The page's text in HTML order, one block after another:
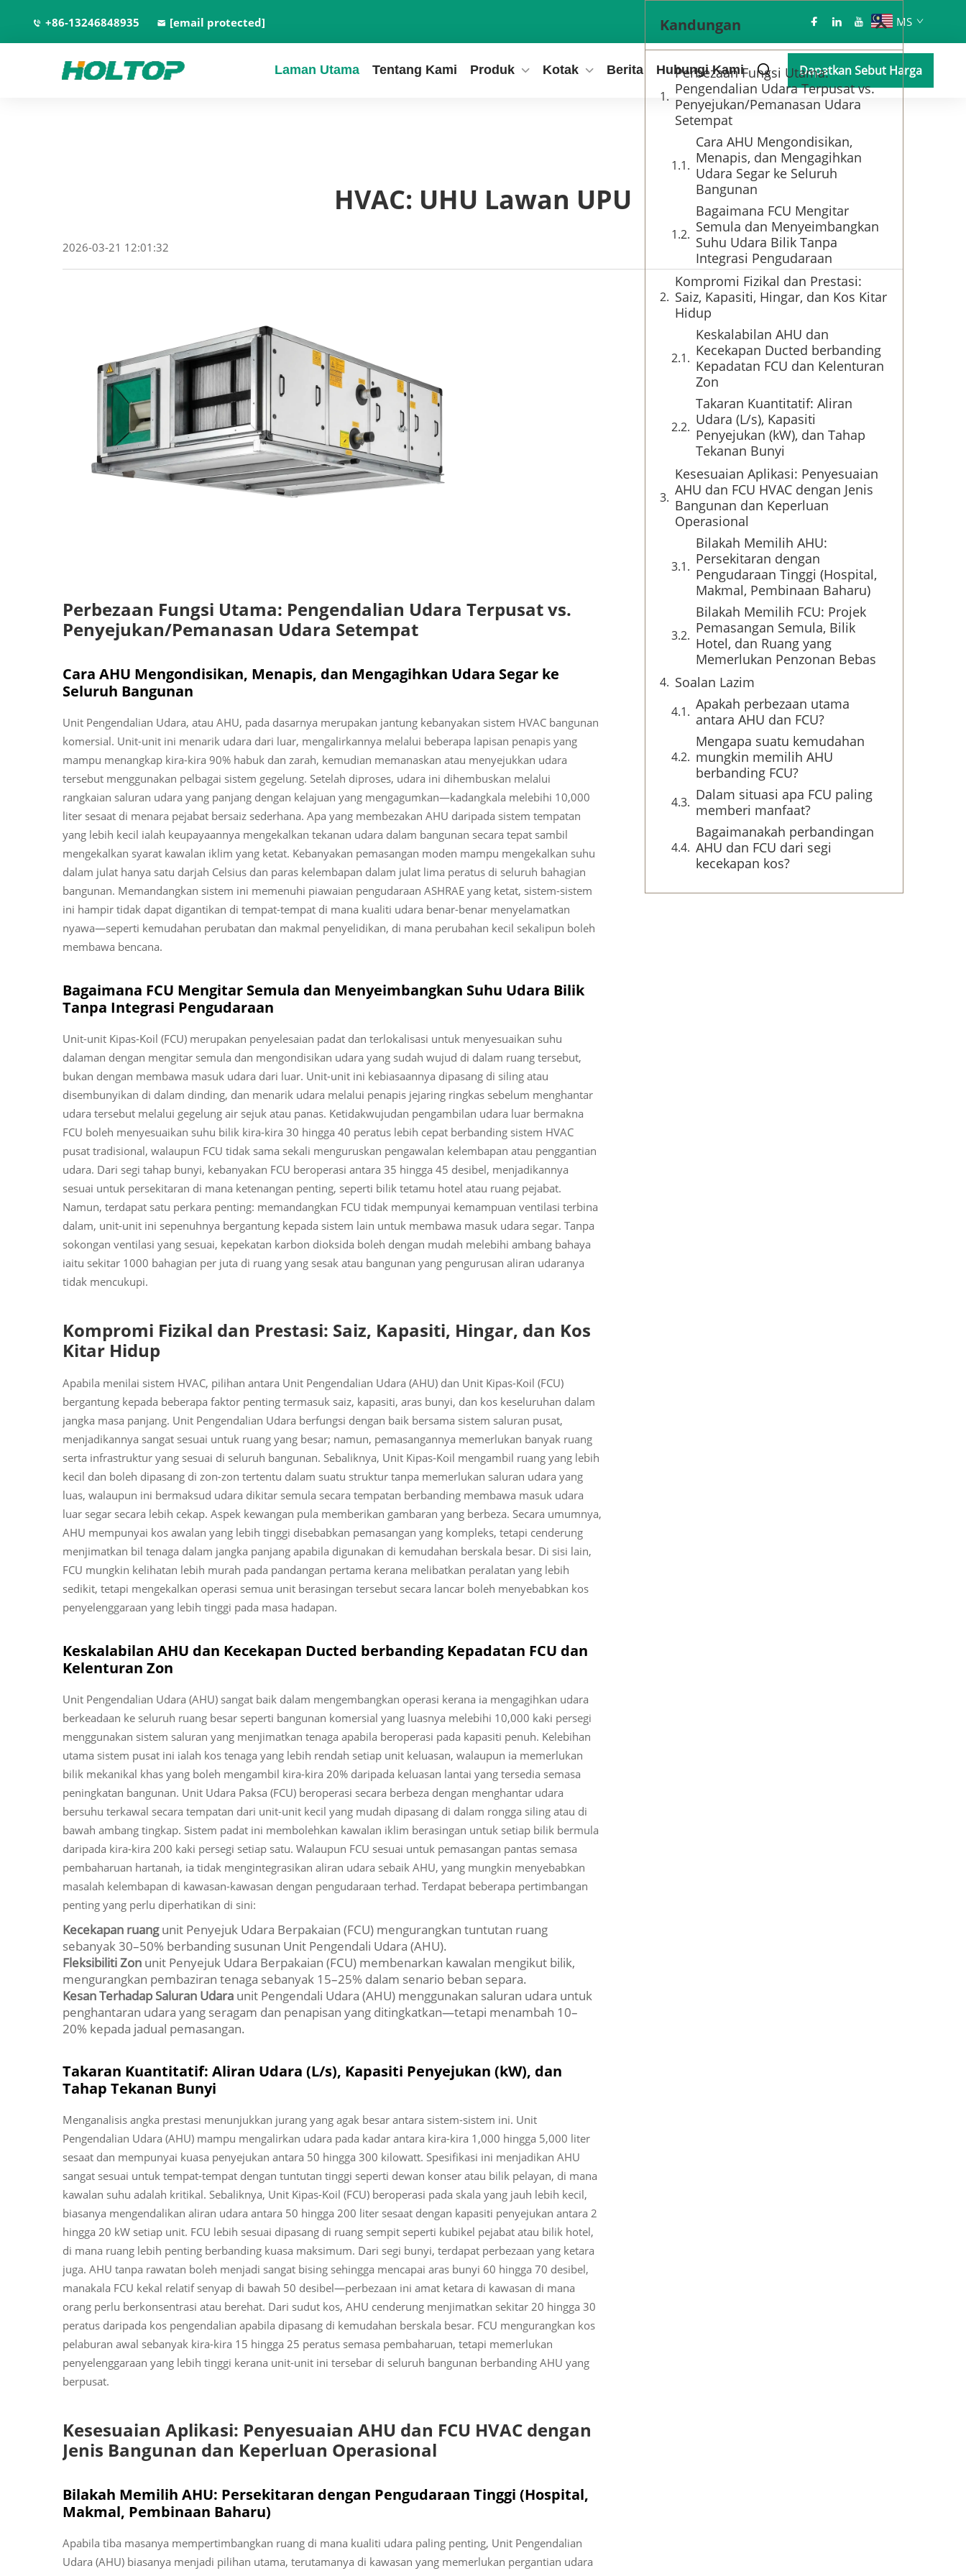
+86-13246848935 [email protected] MS
Laman Utama Tentang Kami Produk Kotak Berita Hubungi Kami Dapatkan Sebut Harga
HVAC: UHU Lawan UPU
2026-03-21 12:01:32
Perbezaan Fungsi Utama: Pengendalian Udara Terpusat vs.
Penyejukan/Pemanasan Udara Setempat
Cara AHU Mengondisikan, Menapis, dan Mengagihkan Udara Segar ke
Seluruh Bangunan
Unit Pengendalian Udara, atau AHU, pada dasarnya merupakan jantung kebanyakan sistem HVAC bangunan
komersial. Unit-unit ini menarik udara dari luar, mengalirkannya melalui beberapa lapisan penapis yang
mampu menangkap kira-kira 90% habuk dan zarah, kemudian memanaskan atau menyejukkan udara
tersebut menggunakan pelbagai sistem gegelung. Setelah diproses, udara ini dihembuskan melalui
rangkaian saluran udara yang panjang dengan kelajuan yang mengagumkan—kadangkala melebihi 10,000
liter sesaat di menara pejabat bersaiz sederhana. Apa yang membezakan AHU daripada sistem tempatan
yang lebih kecil ialah keupayaannya mengekalkan tekanan udara dalam bangunan secara tepat sambil
mengekalkan syarat kawalan iklim yang ketat. Kebanyakan pemasangan moden mampu mengekalkan suhu
dalam julat hanya satu darjah Celsius dan paras kelembapan dalam julat lima peratus di seluruh bahagian
bangunan. Memandangkan sistem ini memenuhi piawaian pengudaraan ASHRAE yang ketat, sistem-sistem
ini hampir tidak dapat digantikan di tempat-tempat di mana kualiti udara benar-benar menyelamatkan
nyawa—seperti kemudahan perubatan dan makmal penyelidikan, di mana perubahan kecil sekalipun boleh
membawa bencana.
Bagaimana FCU Mengitar Semula dan Menyeimbangkan Suhu Udara Bilik
Tanpa Integrasi Pengudaraan
Unit-unit Kipas-Koil (FCU) merupakan penyelesaian padat dan terlokalisasi untuk menyesuaikan suhu
dalaman dengan mengitar semula dan mengondisikan udara yang sudah wujud di dalam ruang tersebut,
bukan dengan membawa masuk udara dari luar. Unit-unit ini kebiasaannya dipasang di siling atau
disembunyikan di dalam dinding, dan menarik udara melalui penapis jejaring ringkas sebelum menghantar
udara tersebut melalui gegelung air sejuk atau panas. Ketidakwujudan pengambilan udara luar bermakna
FCU boleh menyesuaikan suhu bilik kira-kira 30 hingga 40 peratus lebih cepat berbanding sistem HVAC
pusat tradisional, walaupun FCU tidak sama sekali menguruskan pengawalan kelembapan atau penggantian
udara. Dari segi tahap bunyi, kebanyakan FCU beroperasi antara 35 hingga 45 desibel, menjadikannya
sesuai untuk persekitaran di mana ketenangan penting, seperti bilik tetamu hotel atau ruang pejabat.
Namun, terdapat satu perkara penting: memandangkan FCU tidak mempunyai kemampuan ventilasi terbina
dalam, unit-unit ini sepenuhnya bergantung kepada sistem lain untuk membawa masuk udara segar. Tanpa
sokongan ventilasi yang sesuai, kepekatan karbon dioksida boleh dengan mudah melebihi ambang bahaya
iaitu sekitar 1000 bahagian per juta di ruang yang sesak atau bangunan yang pengurusan aliran udaranya
tidak mencukupi.
Kompromi Fizikal dan Prestasi: Saiz, Kapasiti, Hingar, dan Kos
Kitar Hidup
Apabila menilai sistem HVAC, pilihan antara Unit Pengendalian Udara (AHU) dan Unit Kipas-Koil (FCU)
bergantung kepada beberapa faktor penting termasuk saiz, kapasiti, aras bunyi, dan kos keseluruhan dalam
jangka masa panjang. Unit Pengendalian Udara berfungsi dengan baik bersama sistem saluran pusat,
menjadikannya sangat sesuai untuk ruang yang besar; namun, pemasangannya memerlukan banyak ruang
serta infrastruktur yang sesuai di seluruh bangunan. Sebaliknya, Unit Kipas-Koil mengambil ruang yang lebih
kecil dan boleh dipasang di zon-zon tertentu dalam suatu struktur tanpa memerlukan saluran udara yang
luas, walaupun ini bermaksud udara dikitar semula secara tempatan berbanding membawa masuk udara
luar segar secara lebih cekap. Aspek kewangan pula memberikan gambaran yang berbeza. Secara umumnya,
AHU mempunyai kos awalan yang lebih tinggi disebabkan pemasangan yang kompleks, tetapi cenderung
menjimatkan bil tenaga dalam jangka panjang apabila digunakan di kemudahan berskala besar. Di sisi lain,
FCU mungkin kelihatan lebih murah pada pandangan pertama kerana melibatkan peralatan yang lebih
sedikit, tetapi mengekalkan operasi semua unit berasingan tersebut secara lancar boleh menyebabkan kos
penyelenggaraan yang lebih tinggi pada masa hadapan.
Keskalabilan AHU dan Kecekapan Ducted berbanding Kepadatan FCU dan
Kelenturan Zon
Unit Pengendalian Udara (AHU) sangat baik dalam mengembangkan operasi kerana ia mengagihkan udara
berkeadaan ke seluruh ruang besar seperti bangunan komersial yang luasnya melebihi 10,000 kaki persegi
menggunakan sistem saluran yang menjimatkan tenaga apabila beroperasi pada kapasiti penuh. Kelebihan
utama sistem pusat ini ialah kos tenaga yang lebih rendah setiap unit keluasan, walaupun ia memerlukan
bilik mekanikal khas yang boleh mengambil kira-kira 20% daripada keluasan lantai yang tersedia semasa
peningkatan bangunan. Unit Udara Paksa (FCU) beroperasi secara berbeza dengan menghantar udara
bersuhu terkawal secara tempatan dari unit-unit kecil yang mudah dipasang di dalam rongga siling atau di
bawah ambang tingkap. Sistem padat ini membolehkan kawalan iklim berasingan untuk setiap bilik bermula
daripada kira-kira 200 kaki persegi setiap satu. Walaupun FCU sesuai untuk pemasangan pantas semasa
pembaharuan hartanah, ia tidak mengintegrasikan aliran udara sebaik AHU, yang mungkin menyebabkan
masalah kelembapan di kawasan-kawasan dengan pengudaraan terhad. Terdapat beberapa pertimbangan
penting yang perlu diperhatikan di sini:
Kecekapan ruangunit Penyejuk Udara Berpakaian (FCU) mengurangkan tuntutan ruang
sebanyak 30–50% berbanding susunan Unit Pengendali Udara (AHU).
Fleksibiliti Zon unit Penyejuk Udara Berpakaian (FCU) membenarkan kawalan mengikut bilik,
mengurangkan pembaziran tenaga sebanyak 15–25% dalam senario beban separa.
Kesan Terhadap Saluran Udara unit Pengendali Udara (AHU) menggunakan saluran udara untuk
penghantaran udara yang seragam dan penapisan yang ditingkatkan—tetapi menambah 10–
20% kepada jadual pemasangan.
Takaran Kuantitatif: Aliran Udara (L/s), Kapasiti Penyejukan (kW), dan
Tahap Tekanan Bunyi
Menganalisis angka prestasi menunjukkan jurang yang agak besar antara sistem-sistem ini. Unit
Pengendalian Udara (AHU) mampu mengalirkan udara pada kadar antara kira-kira 1,000 hingga 5,000 liter
sesaat dan mempunyai kuasa penyejukan antara 50 hingga 300 kilowatt. Spesifikasi ini menjadikan AHU
sangat sesuai untuk tempat-tempat dengan tuntutan tinggi seperti dewan konser atau bilik pelayan, di mana
kawalan suhu adalah kritikal. Sebaliknya, Unit Kipas-Koil (FCU) beroperasi pada skala yang jauh lebih kecil,
biasanya mengendalikan aliran udara antara 50 hingga 200 liter sesaat dengan kapasiti penyejukan antara 2
hingga 20 kW setiap unit. FCU lebih sesuai dipasang di ruang sempit seperti kubikel pejabat atau bilik hotel,
di mana ruang lebih penting berbanding kuasa maksimum. Dari segi bunyi, terdapat perbezaan yang ketara
juga. AHU tanpa rawatan boleh menjadi sangat bising sehingga mencapai aras bunyi 60 hingga 70 desibel,
manakala FCU kekal relatif senyap di bawah 50 desibel—perbezaan ini amat ketara di kawasan di mana
orang perlu berkonsentrasi atau berehat. Dari sudut kos, AHU cenderung menjimatkan sekitar 20 hingga 30
peratus daripada kos pengendalian apabila dipasang di kemudahan berskala besar. FCU mengurangkan kos
pelaburan awal sebanyak kira-kira 15 hingga 25 peratus semasa pembaharuan, tetapi memerlukan
penyelenggaraan yang lebih tinggi kerana unit-unit ini tersebar di seluruh bangunan berbanding AHU yang
berpusat.
Kesesuaian Aplikasi: Penyesuaian AHU dan FCU HVAC dengan
Jenis Bangunan dan Keperluan Operasional
Bilakah Memilih AHU: Persekitaran dengan Pengudaraan Tinggi (Hospital,
Makmal, Pembinaan Baharu)
Apabila tiba masanya mempertimbangkan ruang di mana kualiti udara paling penting, Unit Pengendalian
Udara (AHU) biasanya menjadi pilihan utama, terutamanya di kawasan yang memerlukan pergantian udara
Kandungan
Perbezaan Fungsi Utama:
Pengendalian Udara Terpusat vs.
Penyejukan/Pemanasan Udara
Setempat
Cara AHU Mengondisikan,
Menapis, dan Mengagihkan
Udara Segar ke Seluruh
Bangunan
Bagaimana FCU Mengitar
Semula dan Menyeimbangkan
Suhu Udara Bilik Tanpa
Integrasi Pengudaraan
Kompromi Fizikal dan Prestasi:
Saiz, Kapasiti, Hingar, dan Kos Kitar
Hidup
Keskalabilan AHU dan
Kecekapan Ducted berbanding
Kepadatan FCU dan Kelenturan
Zon
Takaran Kuantitatif: Aliran
Udara (L/s), Kapasiti
Penyejukan (kW), dan Tahap
Tekanan Bunyi
Kesesuaian Aplikasi: Penyesuaian
AHU dan FCU HVAC dengan Jenis
Bangunan dan Keperluan
Operasional
Bilakah Memilih AHU:
Persekitaran dengan
Pengudaraan Tinggi (Hospital,
Makmal, Pembinaan Baharu)
Bilakah Memilih FCU: Projek
Pemasangan Semula, Bilik
Hotel, dan Ruang yang
Memerlukan Penzonan Bebas
Soalan Lazim
Apakah perbezaan utama
antara AHU dan FCU?
Mengapa suatu kemudahan
mungkin memilih AHU
berbanding FCU?
Dalam situasi apa FCU paling
memberi manfaat?
Bagaimanakah perbandingan
AHU dan FCU dari segi
kecekapan kos?